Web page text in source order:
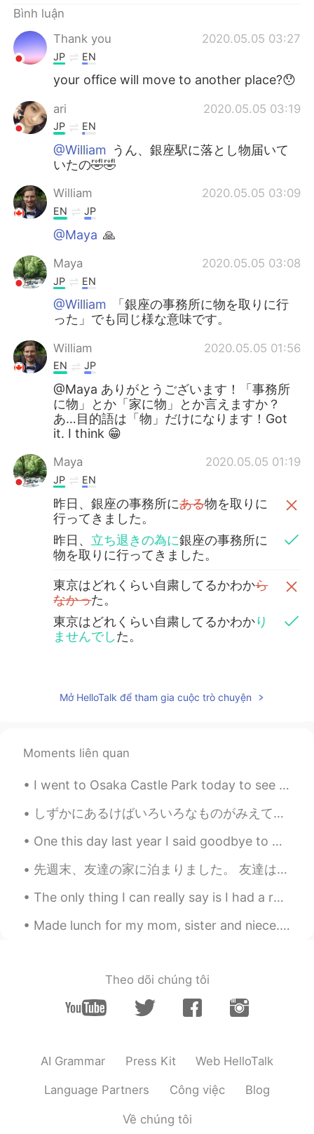
Bình luận
Thank you
2020.05.05 03:27
JP EN
your office will move to another place?😯
ari 2020.05.05 03:19
JP EN
@William うん、銀座駅に落とし物届いて
いたの🤣🤣
William 2020.05.05 03:09
EN JP
@Maya 🙏
Maya 2020.05.05 03:08
JP EN
@William
「銀座の事務所に物を取りに行
った」でも同じ様な意味です。
William 2020.05.05 01:56
EN JP
@Maya ありがとうございます！「事務所
に物」とか「家に物」とか言えますか？
あ…目的語は「物」だけになります！Got
it. I think 😁
Maya 2020.05.05 01:19
JP EN
昨日、銀座の事務所にある物を取りに
行ってきました。
昨日、 立ち退きの為に銀座の事務所に
物を取りに行ってきました。
東京はどれくらい自粛してるかわから
なかった。
東京はどれくらい自粛してるかわかり
ませんでした。
William
sentences are the best 😉
William 2020.05.03 05:22
back and explore after coronavirus
yeah it was hard to believe!
ari 2020.05.03 05:14
取りに😧笑
Ayane 2020.05.03 05:13
Mở HelloTalk để tham gia cuộc trò chuyện
Moments liên quan
I went to Osaka Castle Park today to see the autumn colours ✨ I did not take my camera, only my p...
しずかにあるけばいろいろなものがみえてきます。- If you walk quietly you can see many things. 🐾 July 10 hike - episode 4...
One this day last year I said goodbye to Harkone and checked out of my Hotel sometime in the morn...
先週末、友達の家に泊まりました。 友達は先々週からかわいい猫を飼っています。子猫ちんを会いに行きました。名前はシロです！14週齢だと思います。🥰 私も猫ちゃんを飼いたいですが、私の母は猫アレルギ...
The only thing I can really say is I had a really good day today walking around in Japan. It was ...
Made lunch for my mom, sister and niece. It's the first time that I spent real time with my niec...
Theo dõi chúng tôi
AI Grammar Press Kit Web HelloTalk
Language Partners Công việc Blog
Về chúng tôi